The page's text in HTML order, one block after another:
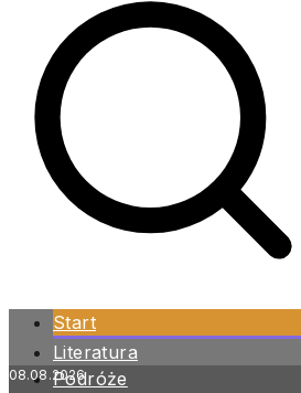
Start
Literatura
Podróże
08.08.2026